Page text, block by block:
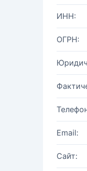
ИНН:
ОГРН:
Email:
Сайт: